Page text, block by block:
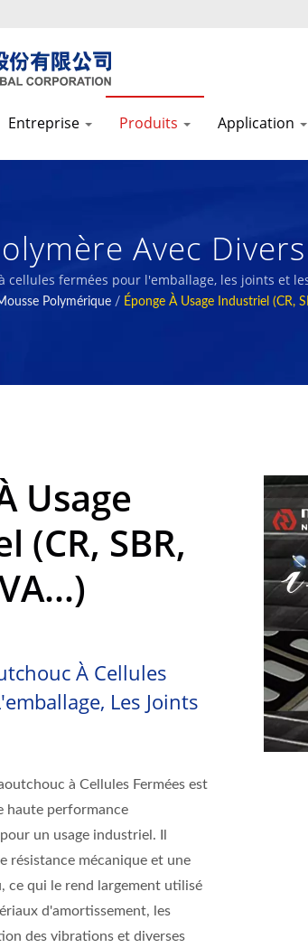
Entreprise Produits Application
Avec
Industrielles. /
cellules fermées pour l'emballage, les joints et
Polymérique / Éponge À Usage Industriel (CR,
Usage
(CR, SBR,
À Cellules
Les Joints
à Cellules Fermées est
haute performance
un usage industriel. Il
résistance mécanique et une
ce qui le rend largement utilisé
d'amortissement, les
des vibrations et diverses